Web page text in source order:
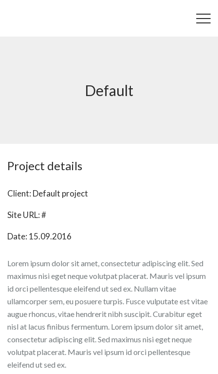
Default
Project details
Client: Default project
Site URL:#
Date: 15.09.2016
Lorem ipsum dolor sit amet, consectetur adipiscing elit. Sed
maximus nisi eget neque volutpat placerat. Mauris vel ipsum
id orci pellentesque eleifend ut sed ex. Nullam vitae
ullamcorper sem, eu posuere turpis. Fusce vulputate est vitae
augue rhoncus, vitae hendrerit nibh suscipit. Curabitur eget
nisl at lacus finibus fermentum. Lorem ipsum dolor sit amet,
consectetur adipiscing elit. Sed maximus nisi eget neque
volutpat placerat. Mauris vel ipsum id orci pellentesque
eleifend ut sed ex.